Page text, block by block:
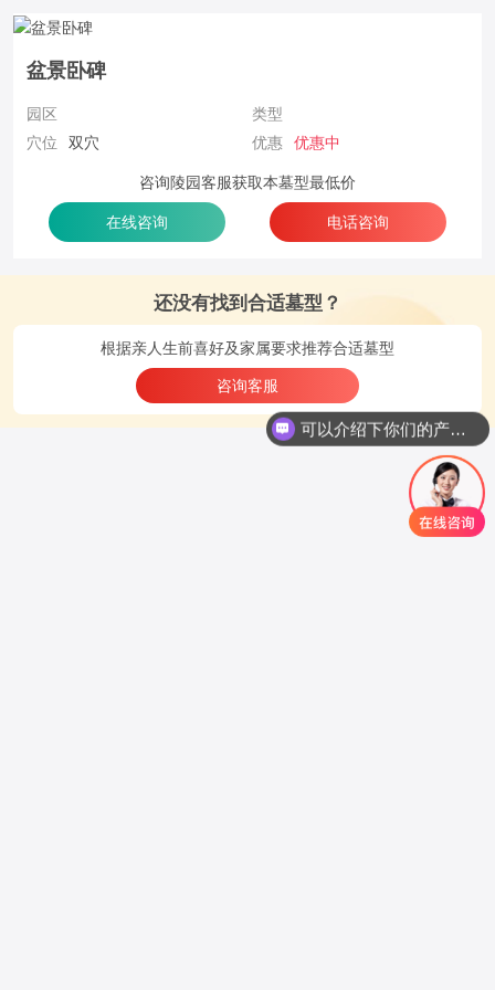
盆景卧碑
园区
类型
穴位 双穴 优惠 优惠中
咨询陵园客服获取本墓型最低价
在线咨询
电话咨询
还没有找到合适墓型？
根据亲人生前喜好及家属要求推荐合适墓型
咨询客服
可以介绍下你们的产品么
现在有优惠活动吗